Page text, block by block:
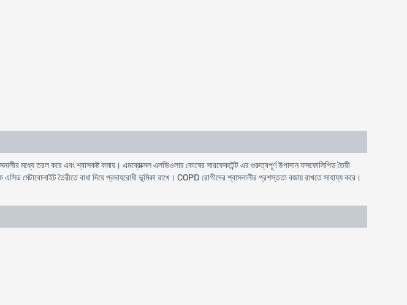
মধ্যে তরল করে এবং শ্বাসকষ্ট কমায়। এমব্রোক্সল এলভিওলার কোষের সারফেকটেন্ট এর গুরুত্বপূর্ণ উপাদান ফসফোলিপিড তৈরী
মেটাবোলাইট তৈরীতে বাধা দিয়ে প্রদাহরোধী ভূমিকা রাখে। COPD রোগীদের শ্বাসনালীর প্রশস্ততা বজায় রাখতে সাহায্য করে।